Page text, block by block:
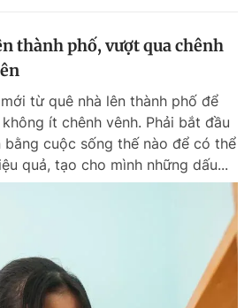
thành phố, vượt qua chênh
từ quê nhà lên thành phố để
ít chênh vênh. Phải bắt đầu
cuộc sống thế nào để có thể
quả, tạo cho mình những dấu...